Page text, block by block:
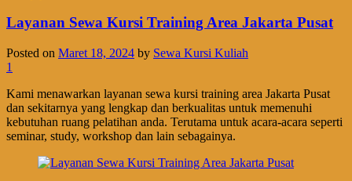
Layanan Sewa Kursi Training Area Jakarta Pusat
Posted on Maret 18, 2024 by Sewa Kursi Kuliah
1
Kami menawarkan layanan sewa kursi training area Jakarta Pusat
dan sekitarnya yang lengkap dan berkualitas untuk memenuhi
kebutuhan ruang pelatihan anda. Terutama untuk acara-acara seperti
seminar, study, workshop dan lain sebagainya.